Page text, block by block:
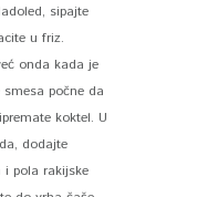
sipajte
u friz.
onda kada je
počne da
koktel. U
dodajte
pola rakijske